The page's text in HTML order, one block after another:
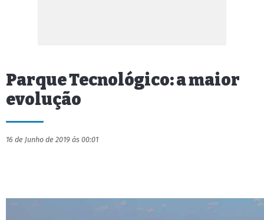
Parque Tecnológico: a maior
evolução
16 de Junho de 2019 às 00:01